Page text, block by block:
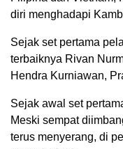
diri menghadapi
Sejak set pertama
terbaiknya Rivan
Hendra Kurniawan,
Sejak awal set
Meski sempat
terus menyerang, di